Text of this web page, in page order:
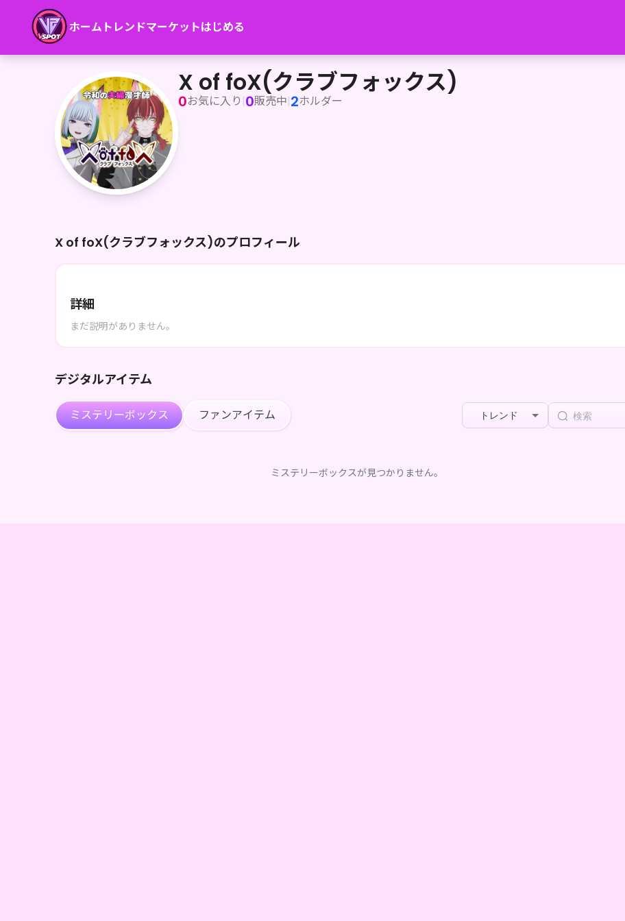
ホーム トレンドマーケットはじめる
X of foX(クラブフォックス)
X of foX(クラブフォックス)
0お気に入り |0販売中|2ホルダー
X of foX(クラブフォックス)のプロフィール
詳細
まだ説明がありません。
デジタルアイテム
ミステリーボックス ファンアイテム トレンド
ミステリーボックスが見つかりません。